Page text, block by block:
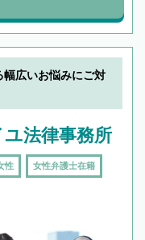
幅広いお悩みにご対
法律事務所
性 女性弁護士在籍